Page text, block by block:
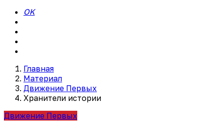
OK
Главная
Материал
Движение Первых
Хранители истории
Движение Первых